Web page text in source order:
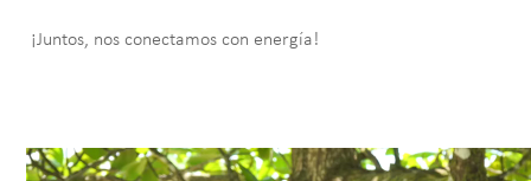
¡Juntos, nos conectamos con energía!